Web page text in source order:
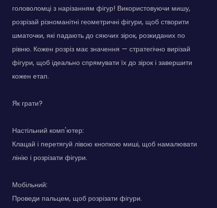
головоломці з нарізанням фігур! Використовуючи мишу,
розрізай різноманітні геометричні фігури, щоб створити
шматочки, які падають до сяючих зірок, розкиданих по
рівню. Кожен розріз має значення — стратегічно вирізай
фігури, щоб ідеально спрямувати їх до зірок і завершити
кожен етап.
Як грати?
Настільний комп'ютер:
Клацай і перетягуй лівою кнопкою миші, щоб намалювати
лінію і розрізати фігури.
Мобільний:
Проведи пальцем, щоб розрізати фігури.